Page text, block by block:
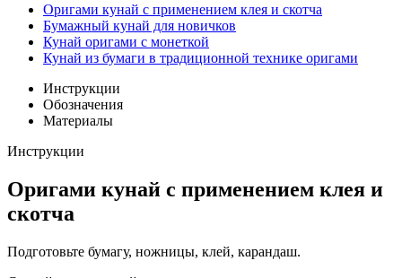
Оригами кунай с применением клея и скотча
Бумажный кунай для новичков
Кунай оригами с монеткой
Кунай из бумаги в традиционной технике оригами
Инструкции
Обозначения
Материалы
Инструкции
Оригами кунай с применением клея и
скотча
Подготовьте бумагу, ножницы, клей, карандаш.